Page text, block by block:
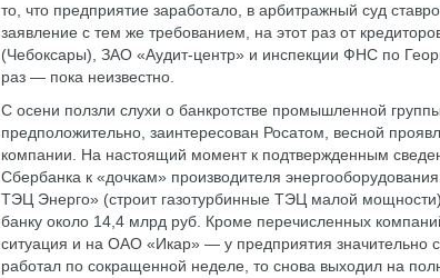
то, что предприятие заработало, в арбитражный суд
заявление с тем же требованием, на этот раз от
(Чебоксары), ЗАО «Аудит-центр» и инспекции ФНС по
раз — пока неизвестно.
С осени ползли слухи о банкротстве промышленной
предположительно, заинтересован Росатом, весной
компании. На настоящий момент к подтвержденным
Сбербанка к «дочкам» производителя
ТЭЦ Энерго» (строит газотурбинные ТЭЦ малой
банку около 14,4 млрд руб. Кроме перечисленных
ситуация и на ОАО «Икар» — у предприятия значительно
работал по сокращенной неделе, то снова выходил на